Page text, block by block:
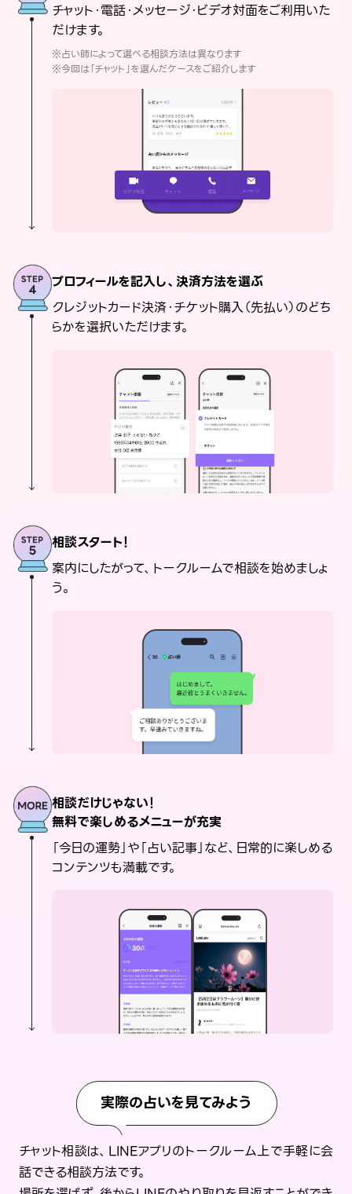
チャット・電話・メッセージ・ビデオ対面をご利用いた
だけます。
※占い師によって選べる相談方法は異なります
※今回は「チャット」を選んだケースをご紹介します
プロフィールを記入し、決済方法を選ぶ
クレジットカード決済・チケット購入（先払い）のどち
らかを選択いただけます。
相談スタート！
案内にしたがって、トークルームで相談を始めましょ
う。
相談だけじゃない！
無料で楽しめるメニューが充実
「今日の運勢」や「占い記事」など、日常的に楽しめる
コンテンツも満載です。
実際の占いを見てみよう
チャット相談は、LINEアプリのトークルーム上で手軽に会
話できる相談方法です。